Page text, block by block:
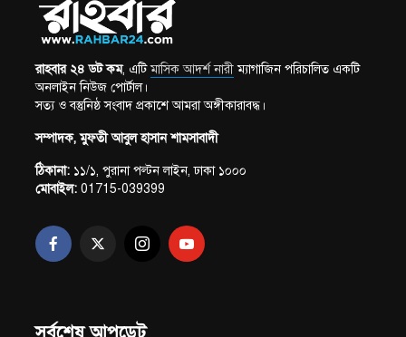
রাহবার ২৪ ডট কম, এটিমাসিক আদর্শ নারীম্যাগাজিন পরিচালিত একটি
অনলাইন নিউজ পোর্টাল।
সত্য ও বস্তুনিষ্ঠ সংবাদ প্রকাশে আমরা অঙ্গীকারাবদ্ধ।
সম্পাদক, মুফতী আবুল হাসান শামসাবাদী
ঠিকানা: ১১/১, পুরানা পল্টন লাইন, ঢাকা ১০০০
মোবাইল: 01715-039399